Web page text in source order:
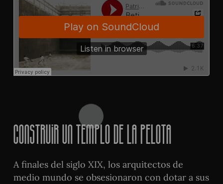
Construir un templo de la pelota
A finales del siglo XIX, los arquitectos de
medio mundo se obsesionaron con dotar a sus